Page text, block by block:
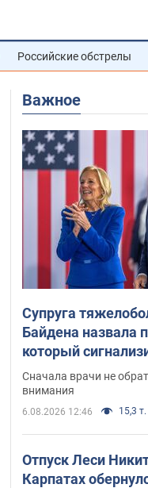
Российские обстрелы
Важное
Супруга
Байдена назвала
который
"агрессивном"
Сначала врачи не
внимания
6.08.2026 12:46 15,3 т.
Отпуск Леси
Карпатах